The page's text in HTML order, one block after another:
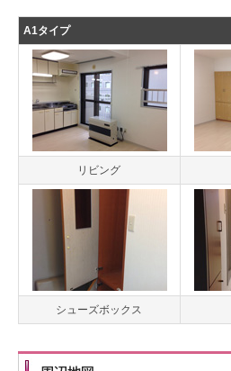
A1タイプ
リビング
シューズボックス